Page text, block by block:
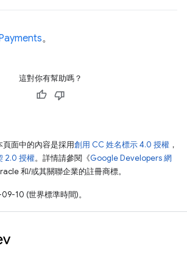
。
這對你有幫助嗎？
面中的內容是採用創用 CC 姓名標示 4.0 授權 ，
2.0 授權。詳情請參閱《Google Developers 網
和/或其關聯企業的註冊商標。
10 (世界標準時間)。